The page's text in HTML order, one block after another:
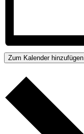
Zum Kalender hinzufügen